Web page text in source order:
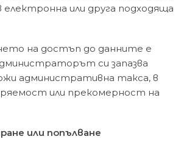
електронна или друга подходяща
на достъп до данните е
си запазва
административна такса, в
или прекомерност на
или попълване